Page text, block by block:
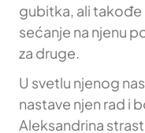
gubitka, ali
sećanje na njenu
za druge.
U svetlu njenog
nastave njen rad i
Aleksandrina